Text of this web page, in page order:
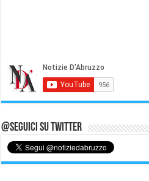
@Seguici su Twitter